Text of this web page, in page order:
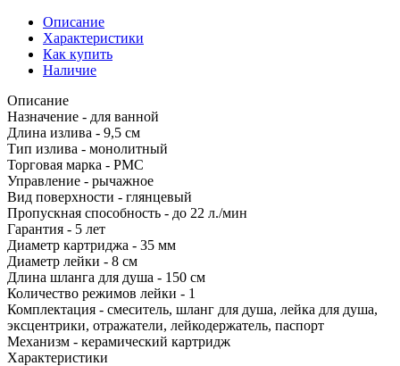
Описание
Характеристики
Как купить
Наличие
Описание
Назначение - для ванной
Длина излива - 9,5 см
Тип излива - монолитный
Торговая марка - РМС
Управление - рычажное
Вид поверхности - глянцевый
Пропускная способность - до 22 л./мин
Гарантия - 5 лет
Диаметр картриджа - 35 мм
Диаметр лейки - 8 см
Длина шланга для душа - 150 см
Количество режимов лейки - 1
Комплектация - cмеситель, шланг для душа, лейка для душа,
эксцентрики, отражатели, лейкодержатель, паспорт
Механизм - керамический картридж
Характеристики